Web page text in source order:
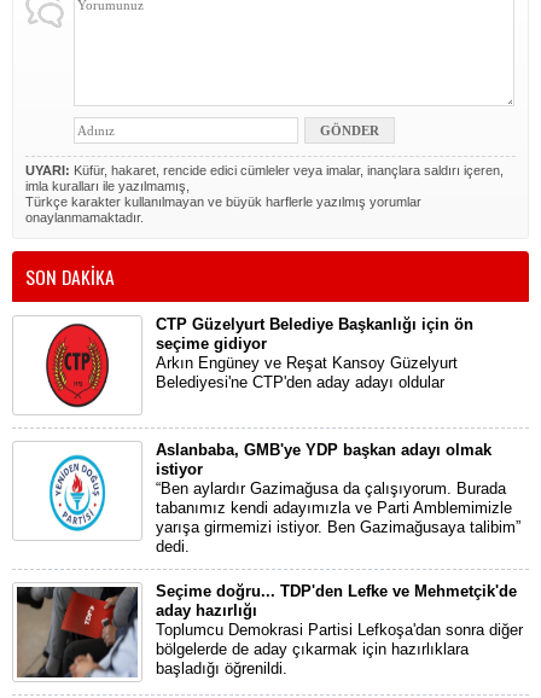
UYARI: Küfür, hakaret, rencide edici cümleler veya imalar, inançlara saldırı içeren,
imla kuralları ile yazılmamış,
Türkçe karakter kullanılmayan ve büyük harflerle yazılmış yorumlar
onaylanmamaktadır.
SON DAKİKA
CTP Güzelyurt Belediye Başkanlığı için ön
seçime gidiyor
Arkın Engüney ve Reşat Kansoy Güzelyurt
Belediyesi'ne CTP'den aday adayı oldular
Aslanbaba, GMB'ye YDP başkan adayı olmak
istiyor
“Ben aylardır Gazimağusa da çalışıyorum. Burada
tabanımız kendi adayımızla ve Parti Amblemimizle
yarışa girmemizi istiyor. Ben Gazimağusaya talibim”
dedi.
Seçime doğru... TDP'den Lefke ve Mehmetçik'de
aday hazırlığı
Toplumcu Demokrasi Partisi Lefkoşa'dan sonra diğer
bölgelerde de aday çıkarmak için hazırlıklara
başladığı öğrenildi.